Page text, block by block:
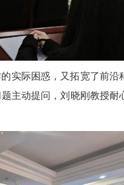
实际困惑，又拓宽了前沿
主动提问，刘晓刚教授耐